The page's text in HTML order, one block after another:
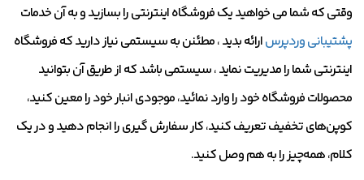
وقتی که شما می خواهید یک فروشگاه اینترنتی را بسازید و به آن خدمات
پشتیبانی وردپرسارائه بدید ، مطئنن به سیستمی نیاز دارید که فروشگاه
اینترنتی شما را مدیریت نماید ، سیستمی باشد که از طریق آن بتوانید
محصولات فروشگاه خود را وارد نمائید، موجودی انبار خود را معین کنید،
کوپن‌های تخفیف تعریف کنید، کار سفارش گیری را انجام دهید و در یک
کلام، همه‌چیز را به هم وصل کنید.